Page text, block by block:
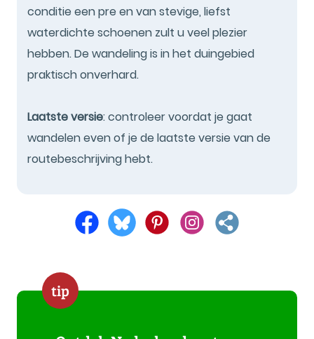
conditie een pre en van stevige, liefst
waterdichte schoenen zult u veel plezier
hebben. De wandeling is in het duingebied
praktisch onverhard.
Laatste versie: controleer voordat je gaat
wandelen even of je de laatste versie van de
routebeschrijving hebt.
tip